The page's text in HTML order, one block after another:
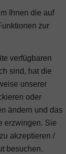
Ihnen die auf
zur
verfügbaren
sind, hat die
unserer
oder
ändern und das
erzwingen. Sie
akzeptieren /
besuchen.